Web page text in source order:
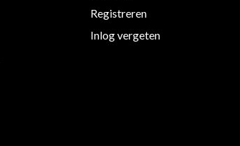
Registreren
Inlog vergeten